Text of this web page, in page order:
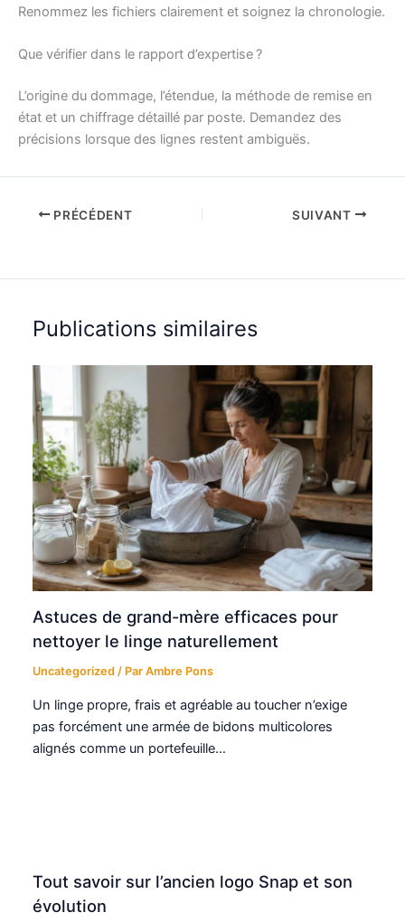
Renommez les fichiers clairement et soignez la chronologie.
Que vérifier dans le rapport d’expertise ?
L’origine du dommage, l’étendue, la méthode de remise en
état et un chiffrage détaillé par poste. Demandez des
précisions lorsque des lignes restent ambiguës.
PRÉCÉDENT SUIVANT
Publications similaires
Astuces de grand-mère efficaces pour
nettoyer le linge naturellement
Uncategorized / ParAmbre Pons
Un linge propre, frais et agréable au toucher n’exige
pas forcément une armée de bidons multicolores
alignés comme un portefeuille…
Tout savoir sur l’ancien logo Snap et son
évolution